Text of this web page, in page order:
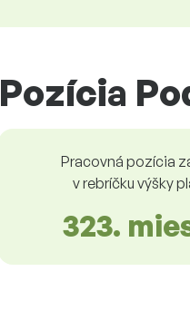
Pozícia
Pracovná pozícia
v rebríčku výšky
323.